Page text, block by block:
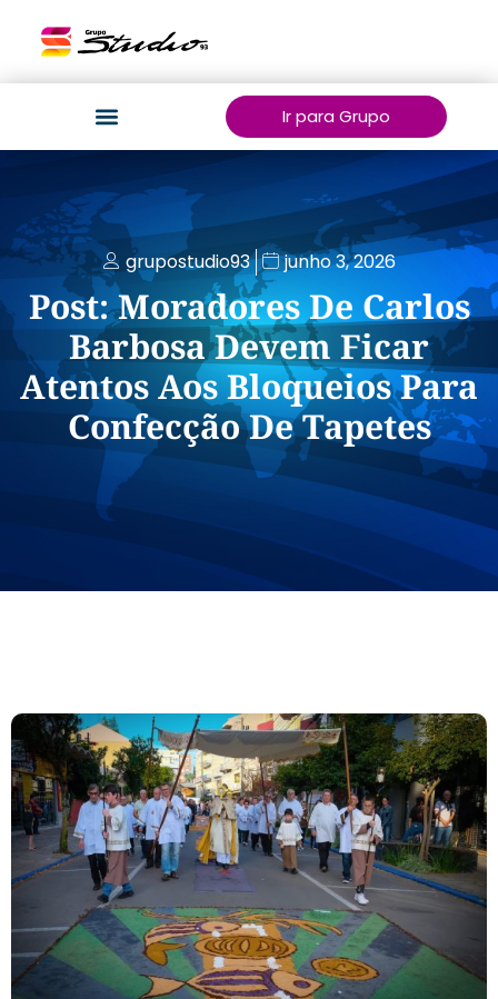
Ir para Grupo
grupostudio93 junho 3, 2026
Post: Moradores De Carlos
Barbosa Devem Ficar
Atentos Aos Bloqueios Para
Confecção De Tapetes